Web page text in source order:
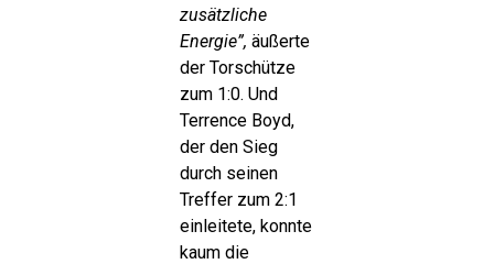
zusätzliche
Energie”, äußerte
der Torschütze
zum 1:0. Und
Terrence Boyd,
der den Sieg
durch seinen
Treffer zum 2:1
einleitete, konnte
kaum die